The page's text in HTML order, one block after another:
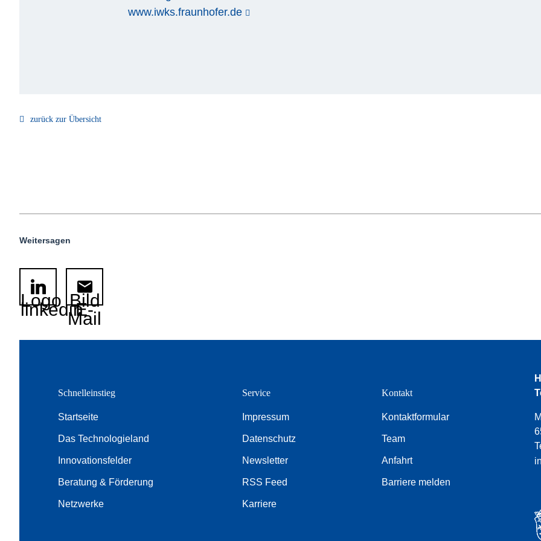
www.iwks.fraunhofer.de
zurück zur Übersicht
Weitersagen
Logo
linkedinBild
E-
Mail
Schnelleinstieg
Startseite
Das Technologieland
Innovationsfelder
Beratung & Förderung
Netzwerke
Service
Impressum
Datenschutz
Newsletter
RSS Feed
Karriere
Kontakt
Kontaktformular
Team
Anfahrt
Barriere melden